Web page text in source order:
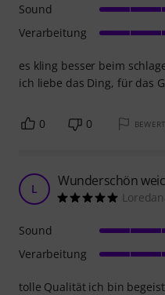
es kling besser beim
ich liebe das Ding, für das
Sound
Verarbeitung
0 0
L Wunderschön
tolle Qualität ich bin
Sound
Verarbeitung